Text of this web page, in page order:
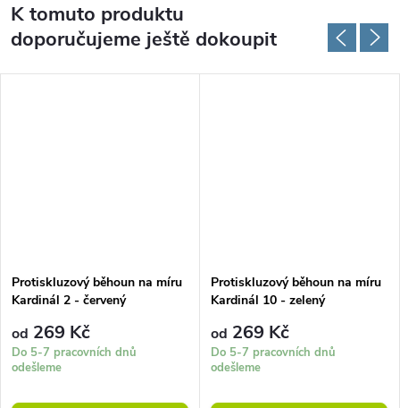
K tomuto produktu
doporučujeme ještě dokoupit
Protiskluzový běhoun na míru
Kardinál 2 - červený
od 269 Kč
Do 5-7 pracovních dnů
odešleme
Protiskluzový běhoun na míru
Kardinál 10 - zelený
od 269 Kč
Do 5-7 pracovních dnů
odešleme